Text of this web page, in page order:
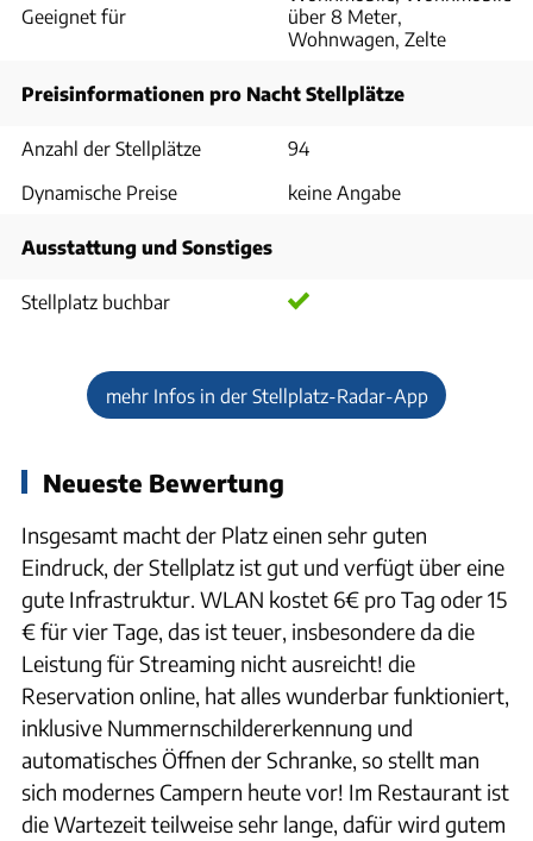
Geeignet für
über 8 Meter,
Wohnwagen, Zelte
Preisinformationen pro Nacht Stellplätze
Anzahl der Stellplätze
94
Dynamische Preise
keine Angabe
Ausstattung und Sonstiges
Stellplatz buchbar
mehr Infos in der Stellplatz-Radar-App
Neueste Bewertung
Insgesamt macht der Platz einen sehr guten
Eindruck, der Stellplatz ist gut und verfügt über eine
gute Infrastruktur. WLAN kostet 6€ pro Tag oder 15
€ für vier Tage, das ist teuer, insbesondere da die
Leistung für Streaming nicht ausreicht! die
Reservation online, hat alles wunderbar funktioniert,
inklusive Nummernschildererkennung und
automatisches Öffnen der Schranke, so stellt man
sich modernes Campern heute vor! Im Restaurant ist
die Wartezeit teilweise sehr lange, dafür wird gutem